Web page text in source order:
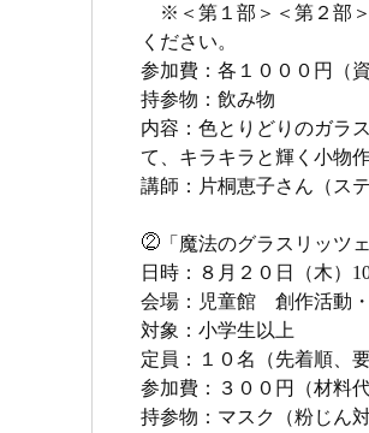
※＜第１部＞＜第２部
ください。
参加費：各１０００円（
持参物：飲み物
内容：色とりどりのガラ
て、キラキラと輝く小物
講師：片桐恵子さん（ス
「魔法のグラスリッツェ
日時：８月２０日（木）
会場：児童館 創作活動
対象：小学生以上
定員：１０名（先着順、
参加費：３００円（材料代
持参物：マスク（粉じん